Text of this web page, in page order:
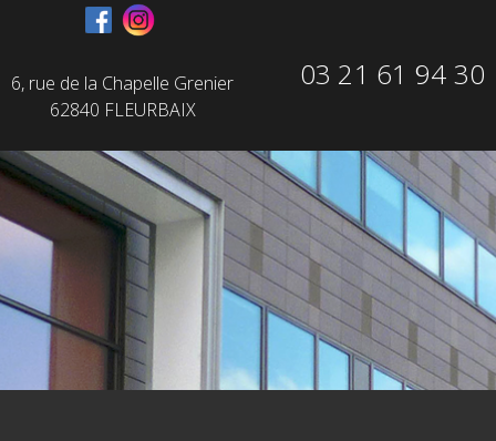
6, rue de la Chapelle Grenier
62840 FLEURBAIX
03 21 61 94 30